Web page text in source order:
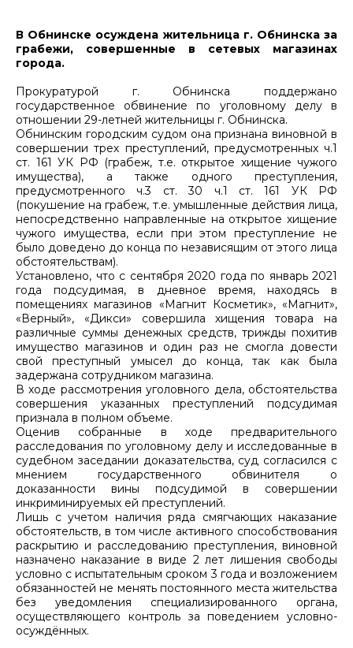
В Обнинске осуждена жительница г. Обнинска за
грабежи, совершенные в сетевых магазинах
города.
Прокуратурой г. Обнинска поддержано
государственное обвинение по уголовному делу в
отношении 29-летней жительницы г. Обнинска.
Обнинским городским судом она признана виновной в
совершении трех преступлений, предусмотренных ч.1
ст. 161 УК РФ (грабеж, т.е. открытое хищение чужого
имущества), а также одного преступления,
предусмотренного ч.3 ст. 30 ч.1 ст. 161 УК РФ
(покушение на грабеж, т.е. умышленные действия лица,
непосредственно направленные на открытое хищение
чужого имущества, если при этом преступление не
было доведено до конца по независящим от этого лица
обстоятельствам).
Установлено, что с сентября 2020 года по январь 2021
года подсудимая, в дневное время, находясь в
помещениях магазинов «Магнит Косметик», «Магнит»,
«Верный», «Дикси» совершила хищения товара на
различные суммы денежных средств, трижды похитив
имущество магазинов и один раз не смогла довести
свой преступный умысел до конца, так как была
задержана сотрудником магазина.
В ходе рассмотрения уголовного дела, обстоятельства
совершения указанных преступлений подсудимая
признала в полном объеме.
Оценив собранные в ходе предварительного
расследования по уголовному делу и исследованные в
судебном заседании доказательства, суд согласился с
мнением государственного обвинителя о
доказанности вины подсудимой в совершении
инкриминируемых ей преступлений.
Лишь с учетом наличия ряда смягчающих наказание
обстоятельств, в том числе активного способствования
раскрытию и расследованию преступления, виновной
назначено наказание в виде 2 лет лишения свободы
условно с испытательным сроком 3 года и возложением
обязанностей не менять постоянного места жительства
без уведомления специализированного органа,
осуществляющего контроль за поведением условно-
осуждённых.